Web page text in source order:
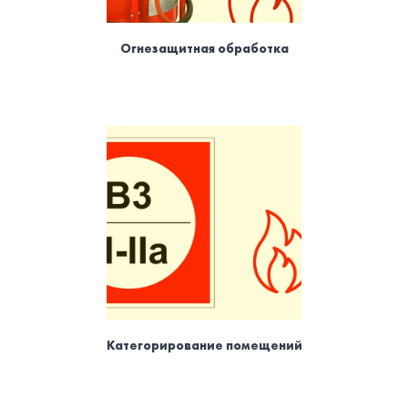
Огнезащитная обработка
Категорирование помещений